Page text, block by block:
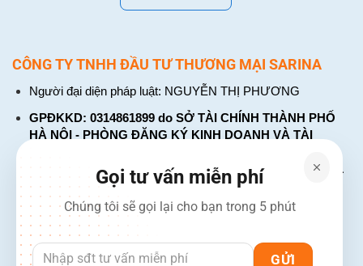
CÔNG TY TNHH ĐẦU TƯ THƯƠNG MẠI SARINA
Người đại diện pháp luật: NGUYỄN THỊ PHƯƠNG
GPĐKKD: 0314861899 do SỞ TÀI CHÍNH THÀNH PHỐ
HÀ NỘI - PHÒNG ĐĂNG KÝ KINH DOANH VÀ TÀI
tháng 01 năm 2018. Đăng ký thay đổi lần thứ: 4, ngày 31
tháng 03 năm 2026
226 Đường Láng, Đống Đa, Hà Nội
137 Đường Hòa Hưng, Phường 12, Quận 10, TP. Hồ Chí
Minh
Gọi tư vấn miễn phí
Chúng tôi sẽ gọi lại cho bạn trong 5 phút